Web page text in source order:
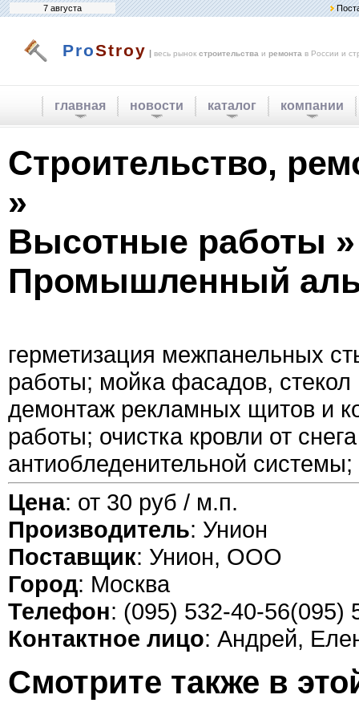
7 августа
ProStroy | весь рынок строительства и ремонта в России и
главная новости каталог компании
Строительство,
»
Высотные работы »
Промышленный
герметизация межпанельных
работы; мойка фасадов, стекол
демонтаж рекламных щитов и
работы; очистка кровли от
антиобледенительной системы;
Цена: от 30 руб / м.п.
Производитель: Унион
Поставщик: Унион, ООО
Город: Москва
Телефон: (095) 532-40-56(095)
Контактное лицо: Андрей,
Смотрите также в